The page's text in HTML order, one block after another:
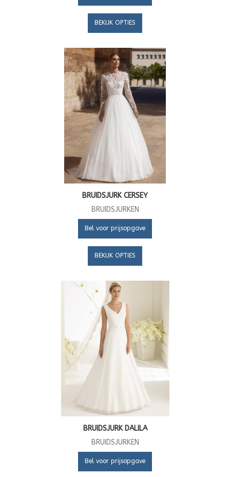
BEKIJK OPTIES
BRUIDSJURK CERSEY
BRUIDSJURKEN
Bel voor prijsopgave
BEKIJK OPTIES
BRUIDSJURK DALILA
BRUIDSJURKEN
Bel voor prijsopgave